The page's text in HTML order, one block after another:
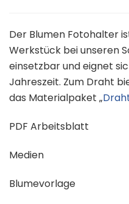
Der Blumen Fotohalter
Werkstück bei unseren
einsetzbar und eignet
Jahreszeit. Zum Draht
das Materialpaket „
PDF Arbeitsblatt
Medien
Blumevorlage